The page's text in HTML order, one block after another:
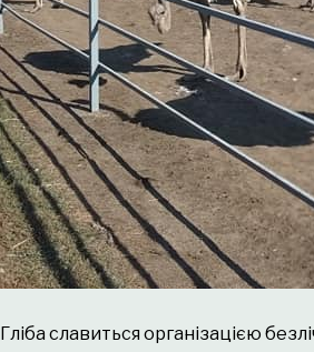
Гліба славиться організацією